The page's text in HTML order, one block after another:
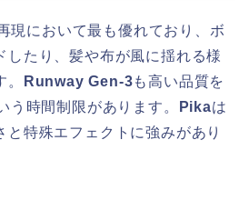
現において最も優れており、ボ
したり、髪や布が風に揺れる様
Runway Gen-3も高い品質を
う時間制限があります。
Pikaは
と特殊エフェクトに強みがあり